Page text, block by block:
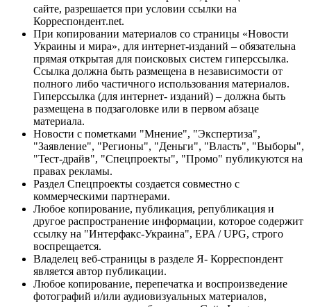
сайте, разрешается при условии ссылки на
Корреспондент.net.
При копировании материалов со страницы «Новости
Украины и мира», для интернет-изданий – обязательна
прямая открытая для поисковых систем гиперссылка.
Ссылка должна быть размещена в независимости от
полного либо частичного использования материалов.
Гиперссылка (для интернет- изданий) – должна быть
размещена в подзаголовке или в первом абзаце
материала.
Новости с пометками "Мнение", "Экспертиза",
"Заявление", "Регионы", "Деньги", "Власть", "Выборы",
"Тест-драйв", "Спецпроекты", "Промо" публикуются на
правах рекламы.
Раздел Спецпроекты создается совместно с
коммерческими партнерами.
Любое копирование, публикация, републикация и
другое распространение информации, которое содержит
ссылку на "Интерфакс-Украина", EPA / UPG, строго
воспрещается.
Владелец веб-страницы в разделе Я- Корреспондент
является автор публикации.
Любое копирование, перепечатка и воспроизведение
фотографий и/или аудиовизуальных материалов,